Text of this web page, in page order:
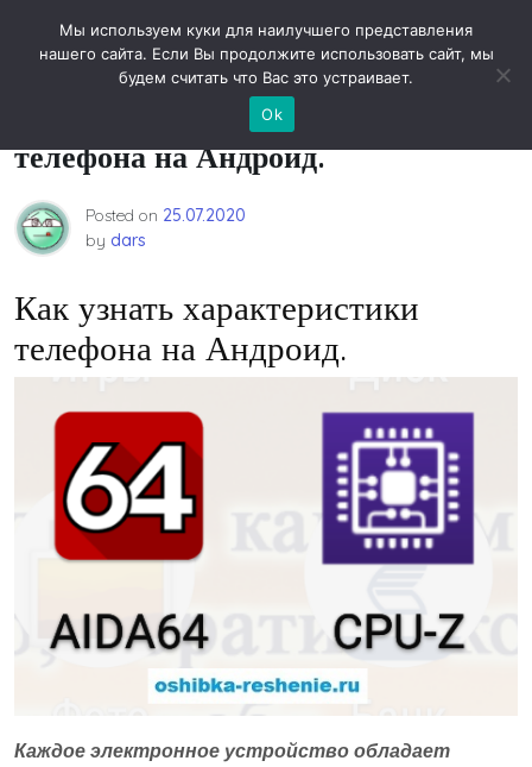
Новости технологий
Как узнать характеристики
телефона на Андроид.
Posted on 25.07.2020
by dars
Как узнать характеристики
телефона на Андроид.
Каждое электронное устройство обладает
Мы используем куки для наилучшего представления
нашего сайта. Если Вы продолжите использовать сайт, мы
будем считать что Вас это устраивает.
Ok